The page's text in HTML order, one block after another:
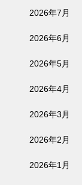
2026年7月
2026年6月
2026年5月
2026年4月
2026年3月
2026年2月
2026年1月